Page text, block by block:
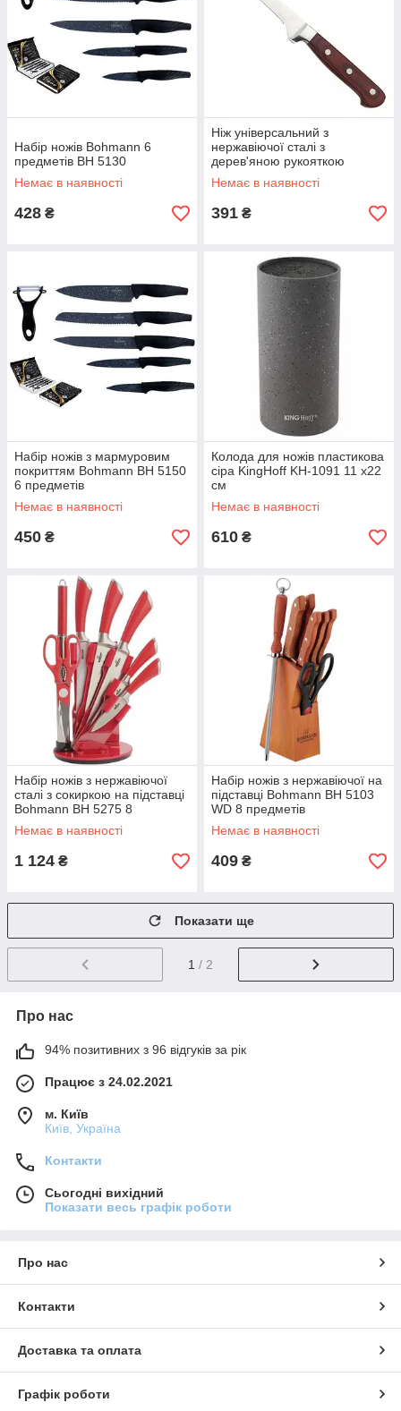
Набір ножів Bohmann 6
предметів BH 5130
Немає в наявності
428 ₴
Ніж універсальний з
нержавіючої сталі з
дерев'яною рукояткою
KingHoff KH-3438 14 см
Немає в наявності
391 ₴
Набір ножів з мармуровим
покриттям Bohmann BH 5150
6 предметів
Немає в наявності
450 ₴
Колода для ножів пластикова
сіра KingHoff KH-1091 11 х22
см
Немає в наявності
610 ₴
Набір ножів з нержавіючої
сталі з сокиркою на підставці
Bohmann BH 5275 8
предметів
Немає в наявності
1 124 ₴
Набір ножів з нержавіючої на
підставці Bohmann BH 5103
WD 8 предметів
Немає в наявності
409 ₴
Показати ще
1 / 2
Про нас
94% позитивних з 96 відгуків за рік
Працює з 24.02.2021
м. Київ
Київ, Україна
Контакти
Сьогодні вихідний
Показати весь графік роботи
Про нас
Контакти
Доставка та оплата
Графік роботи